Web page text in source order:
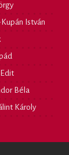
István
Béla
Károly